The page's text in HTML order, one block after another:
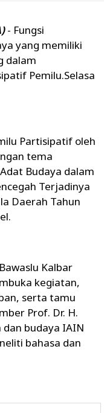
- Fungsi
yang memiliki
dalam
Pemilu.Selasa
Partisipatif oleh
tema
Budaya dalam
Terjadinya
Daerah Tahun
Kalbar
kegiatan,
serta tamu
Prof. Dr. H.
dan budaya IAIN
bahasa dan